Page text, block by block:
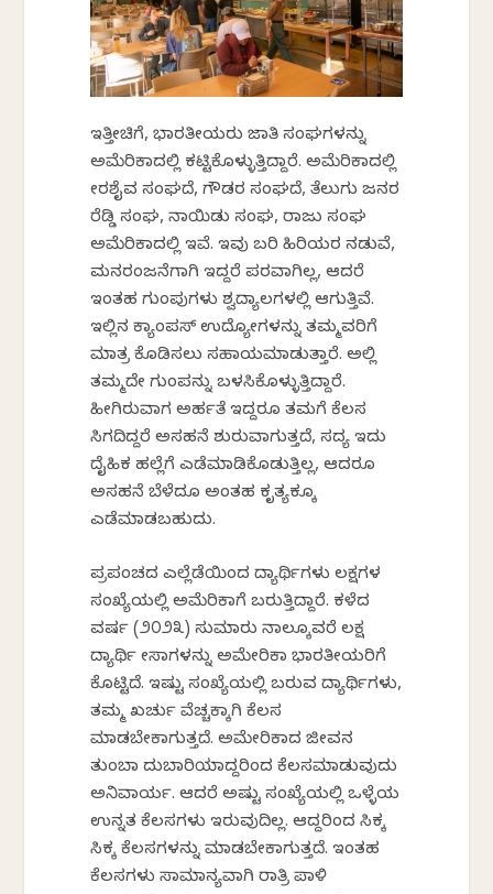
ಇತ್ತೀಚಿಗೆ, ಭಾರತೀಯರು ಜಾತಿ ಸಂಘಗಳನ್ನು
ಅಮೆರಿಕಾದಲ್ಲಿ ಕಟ್ಟಿಕೊಳ್ಳುತ್ತಿದ್ದಾರೆ. ಅಮೆರಿಕಾದಲ್ಲಿ
ವೀರಶೈವ ಸಂಘವಿದೆ, ಗೌಡರ ಸಂಘವಿದೆ, ತೆಲುಗು ಜನರ
ರೆಡ್ಡಿ ಸಂಘ, ನಾಯಿಡು ಸಂಘ, ರಾಜು ಸಂಘ
ಅಮೆರಿಕಾದಲ್ಲಿ ಇವೆ. ಇವು ಬರಿ ಹಿರಿಯರ ನಡುವೆ,
ಮನರಂಜನೆಗಾಗಿ ಇದ್ದರೆ ಪರವಾಗಿಲ್ಲ, ಆದರೆ
ಇಂತಹ ಗುಂಪುಗಳು ವಿಶ್ವವಿದ್ಯಾಲಗಳಲ್ಲಿ ಆಗುತ್ತಿವೆ.
ಇಲ್ಲಿನ ಕ್ಯಾಂಪಸ್ ಉದ್ಯೋಗಳನ್ನು ತಮ್ಮವರಿಗೆ
ಮಾತ್ರ ಕೊಡಿಸಲು ಸಹಾಯಮಾಡುತ್ತಾರೆ. ಅಲ್ಲಿ
ತಮ್ಮದೇ ಗುಂಪನ್ನು ಬಳಸಿಕೊಳ್ಳುತ್ತಿದ್ದಾರೆ.
ಹೀಗಿರುವಾಗ ಅರ್ಹತೆ ಇದ್ದರೂ ತಮಗೆ ಕೆಲಸ
ಸಿಗದಿದ್ದರೆ ಅಸಹನೆ ಶುರುವಾಗುತ್ತದೆ, ಸದ್ಯ ಇದು
ದೈಹಿಕ ಹಲ್ಲೆಗೆ ಎಡೆಮಾಡಿಕೊಡುತ್ತಿಲ್ಲ, ಆದರೂ
ಅಸಹನೆ ಬೆಳೆದೂ ಅಂತಹ ಕೃತ್ಯಕ್ಕೂ
ಎಡೆಮಾಡಬಹುದು.
ಪ್ರಪಂಚದ ಎಲ್ಲೆಡೆಯಿಂದ ವಿದ್ಯಾರ್ಥಿಗಳು ಲಕ್ಷಗಳ
ಸಂಖ್ಯೆಯಲ್ಲಿ ಅಮೆರಿಕಾಗೆ ಬರುತ್ತಿದ್ದಾರೆ. ಕಳೆದ
ವರ್ಷ (೨೦೨೩) ಸುಮಾರು ನಾಲ್ಕೂವರೆ ಲಕ್ಷ
ವಿದ್ಯಾರ್ಥಿ ವೀಸಾಗಳನ್ನು ಅಮೇರಿಕಾ ಭಾರತೀಯರಿಗೆ
ಕೊಟ್ಟಿದೆ. ಇಷ್ಟು ಸಂಖ್ಯೆಯಲ್ಲಿ ಬರುವ ವಿದ್ಯಾರ್ಥಿಗಳು,
ತಮ್ಮ ಖರ್ಚು ವೆಚ್ಚಕ್ಕಾಗಿ ಕೆಲಸ
ಮಾಡಬೇಕಾಗುತ್ತದೆ. ಅಮೇರಿಕಾದ ಜೀವನ
ತುಂಬಾ ದುಬಾರಿಯಾದ್ದರಿಂದ ಕೆಲಸಮಾಡುವುದು
ಅನಿವಾರ್ಯ. ಆದರೆ ಅಷ್ಟು ಸಂಖ್ಯೆಯಲ್ಲಿ ಒಳ್ಳೆಯ
ಉನ್ನತ ಕೆಲಸಗಳು ಇರುವುದಿಲ್ಲ. ಆದ್ದರಿಂದ ಸಿಕ್ಕ
ಸಿಕ್ಕ ಕೆಲಸಗಳನ್ನು ಮಾಡಬೇಕಾಗುತ್ತದೆ. ಇಂತಹ
ಕೆಲಸಗಳು ಸಾಮಾನ್ಯವಾಗಿ ರಾತ್ರಿ ಪಾಳಿ